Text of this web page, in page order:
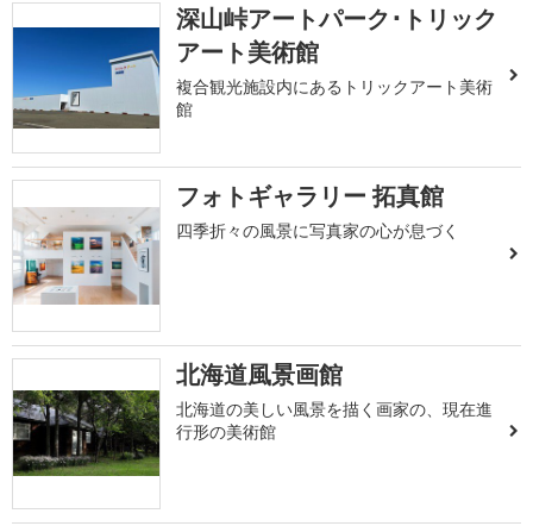
深山峠アートパーク･トリック
アート美術館
複合観光施設内にあるトリックアート美術
館
フォトギャラリー 拓真館
四季折々の風景に写真家の心が息づく
北海道風景画館
北海道の美しい風景を描く画家の、現在進
行形の美術館